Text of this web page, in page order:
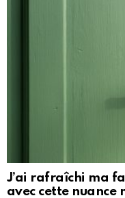
J’ai rafraîchi ma
avec cette nuance